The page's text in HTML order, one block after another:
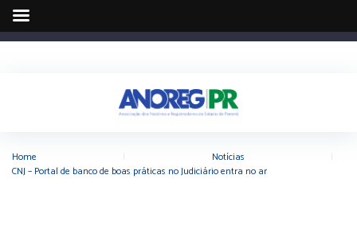
Home Notícias
CNJ – Portal de banco de boas práticas no Judiciário entra no ar